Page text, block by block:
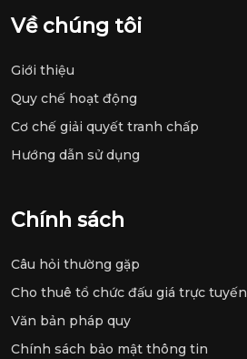
Về chúng tôi
Giới thiệu
Quy chế hoạt động
Cơ chế giải quyết tranh chấp
Hướng dẫn sử dụng
Chính sách
Câu hỏi thường gặp
Cho thuê tổ chức đấu giá trực tuyến
Văn bản pháp quy
Chính sách bảo mật thông tin